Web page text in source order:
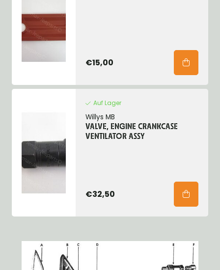
€15,00
Auf Lager
Willys MB
VALVE, ENGINE CRANKCASE
VENTILATOR ASSY
€32,50